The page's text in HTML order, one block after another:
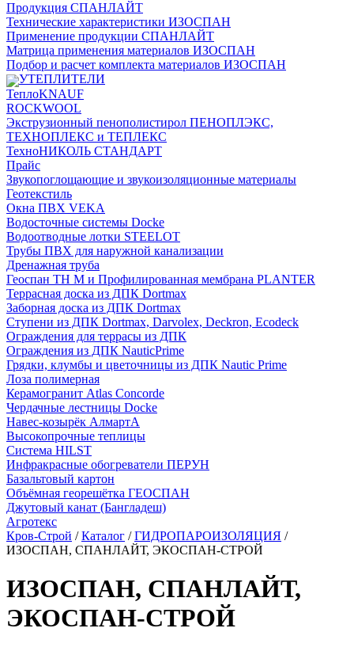
Продукция СПАНЛАЙТ
Технические характеристики ИЗОСПАН
Применение продукции СПАНЛАЙТ
Матрица применения материалов ИЗОСПАН
Подбор и расчет комплекта материалов ИЗОСПАН
УТЕПЛИТЕЛИ
ТеплоKNAUF
ROCKWOOL
Экструзионный пенополистирол ПЕНОПЛЭКС,
ТЕХНОПЛЕКС и ТЕПЛЕКС
ТехноНИКОЛЬ СТАНДАРТ
Прайс
Звукопоглощающие и звукоизоляционные материалы
Геотекстиль
Окна ПВХ VEKA
Водосточные системы Docke
Водоотводные лотки STEELOT
Трубы ПВХ для наружной канализации
Дренажная труба
Геоспан ТН М и Профилированная мембрана PLANTER
Террасная доска из ДПК Dortmax
Заборная доска из ДПК Dortmax
Ступени из ДПК Dortmax, Darvolex, Deckron, Ecodeck
Ограждения для террасы из ДПК
Ограждения из ДПК NauticPrime
Грядки, клумбы и цветочницы из ДПК Nautic Prime
Лоза полимерная
Керамогранит Atlas Concorde
Чердачные лестницы Docke
Навес-козырёк АлмартА
Высокопрочные теплицы
Система HILST
Инфракрасные обогреватели ПЕРУН
Базальтовый картон
Объёмная георешётка ГЕОСПАН
Джутовый канат (Бангладеш)
Агротекс
Кров-Строй /Каталог /ГИДРОПАРОИЗОЛЯЦИЯ /
ИЗОСПАН, СПАНЛАЙТ, ЭКОСПАН-СТРОЙ
ИЗОСПАН, СПАНЛАЙТ,
ЭКОСПАН-СТРОЙ